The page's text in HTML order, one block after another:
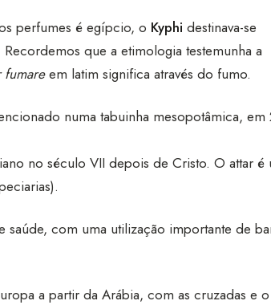
perfumes é egípcio, o Kyphi destinava-se
que a etimologia testemunha a
fumareem latim significa através do fumo.
numa tabuinha mesopotâmica, em
no século VII depois de Cristo. O attar é
com uma utilização importante de
a partir da Arábia, com as cruzadas e o